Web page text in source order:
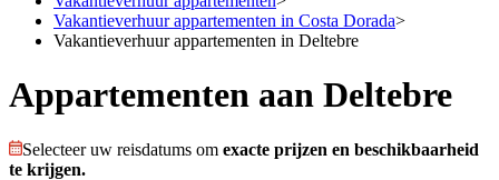
Vakantieverhuur appartementen in Costa Dorada>
Vakantieverhuur appartementen in Deltebre
Appartementen aan Deltebre
Selecteer uw reisdatums om exacte prijzen en beschikbaarheid
te krijgen.